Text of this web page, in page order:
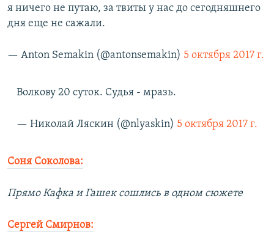
я ничего не путаю, за твиты у нас до сегодняшнего
дня еще не сажали.
— Anton Semakin (@antonsemakin) 5 октября 2017 г.
Волкову 20 суток. Судья - мразь.
— Николай Ляскин (@nlyaskin) 5 октября 2017 г.
Соня Соколова:
Прямо Кафка и Гашек сошлись в одном сюжете
Сергей Смирнов: